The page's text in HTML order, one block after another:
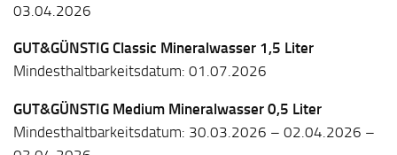
03.04.2026
GUT&GÜNSTIG Classic Mineralwasser 1,5 Liter
Mindesthaltbarkeitsdatum: 01.07.2026
GUT&GÜNSTIG Medium Mineralwasser 0,5 Liter
Mindesthaltbarkeitsdatum: 30.03.2026 – 02.04.2026 –